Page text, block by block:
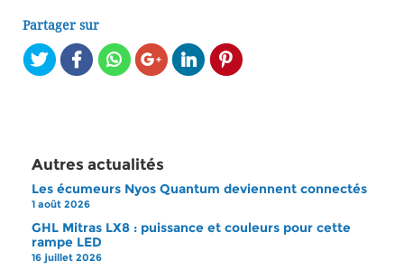
Partager sur
Autres actualités
Les écumeurs Nyos Quantum deviennent connectés
1 août 2026
GHL Mitras LX8 : puissance et couleurs pour cette
rampe LED
16 juillet 2026